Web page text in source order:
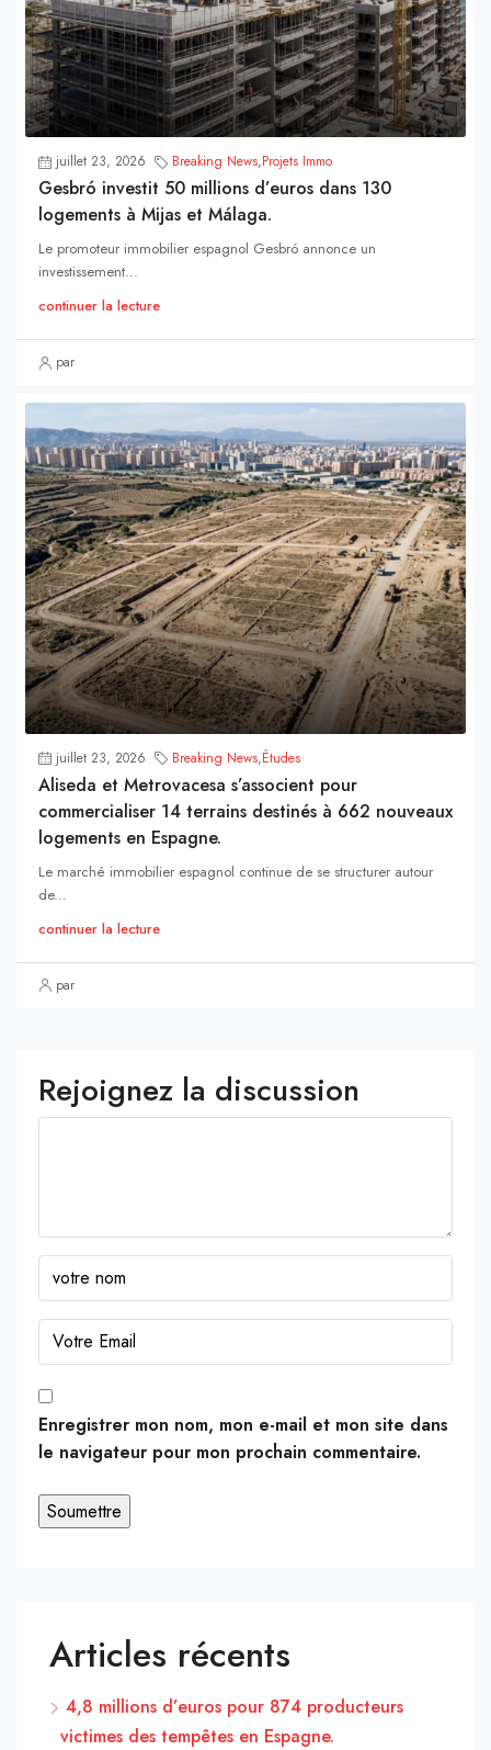
juillet 23, 2026 Breaking News,Projets Immo
Gesbró investit 50 millions d’euros dans 130
logements à Mijas et Málaga.
Le promoteur immobilier espagnol Gesbró annonce un
investissement...
continuer la lecture
par
juillet 23, 2026 Breaking News,Études
Aliseda et Metrovacesa s’associent pour
commercialiser 14 terrains destinés à 662 nouveaux
logements en Espagne.
Le marché immobilier espagnol continue de se structurer autour
de...
continuer la lecture
par
Rejoignez la discussion
Enregistrer mon nom, mon e-mail et mon site dans
le navigateur pour mon prochain commentaire.
Articles récents
4,8 millions d’euros pour 874 producteurs
victimes des tempêtes en Espagne.